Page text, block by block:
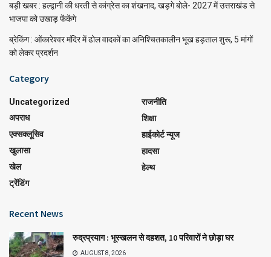
बड़ी खबर : हल्द्वानी की धरती से कांग्रेस का शंखनाद, खड़गे बोले- 2027 में उत्तराखंड से
भाजपा को उखाड़ फेंकेंगे
ब्रेकिंग : ओंकारेश्वर मंदिर में ढोल वादकों का अनिश्चितकालीन भूख हड़ताल शुरू, 5 मांगों
को लेकर प्रदर्शन
Category
Uncategorized
अपराध
एक्सक्लूसिव
खुलासा
खेल
ट्रेंडिंग
राजनीति
शिक्षा
हाईकोर्ट न्यूज
हादसा
हेल्थ
Recent News
रुद्रप्रयाग : भूस्खलन से दहशत, 10 परिवारों ने छोड़ा घर
AUGUST 8, 2026